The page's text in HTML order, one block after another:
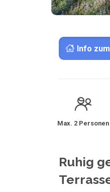
Info
Max. 2 Personen
Ruhig